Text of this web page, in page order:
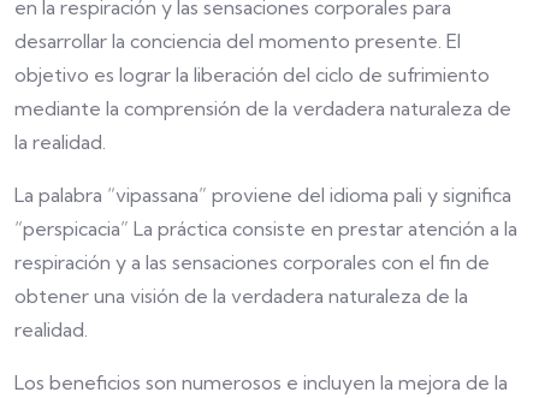
en la respiración y las sensaciones corporales para
desarrollar la conciencia del momento presente. El
objetivo es lograr la liberación del ciclo de sufrimiento
mediante la comprensión de la verdadera naturaleza de
la realidad.
La palabra “vipassana” proviene del idioma pali y significa
“perspicacia” La práctica consiste en prestar atención a la
respiración y a las sensaciones corporales con el fin de
obtener una visión de la verdadera naturaleza de la
realidad.
Los beneficios son numerosos e incluyen la mejora de la